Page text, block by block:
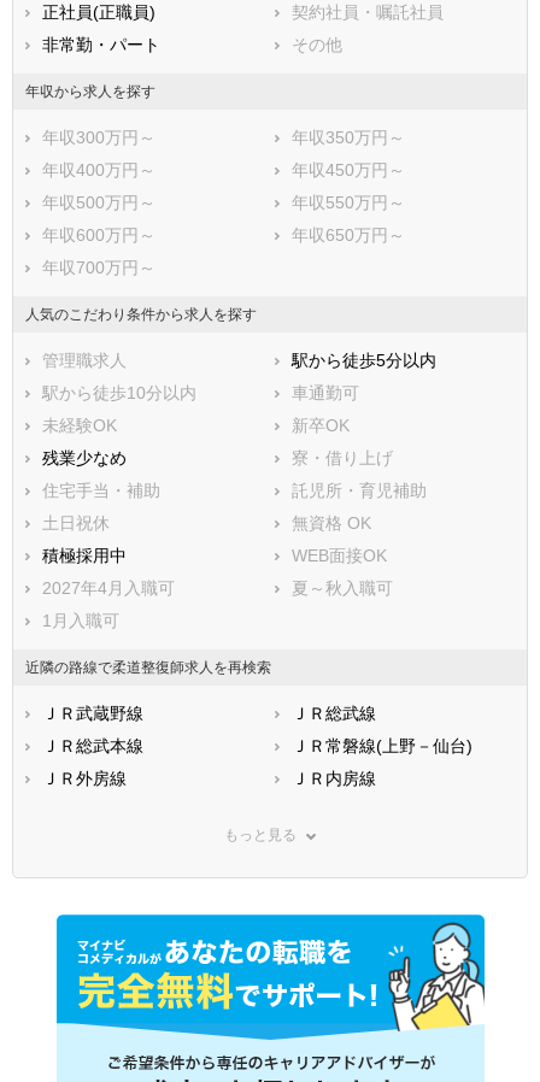
鹿児島県
正社員(正職員)
契約社員・嘱託社員
非常勤・パート
その他
年収から求人を探す
年収300万円～
年収350万円～
年収400万円～
年収450万円～
年収500万円～
年収550万円～
年収600万円～
年収650万円～
年収700万円～
人気のこだわり条件から求人を探す
管理職求人
駅から徒歩5分以内
駅から徒歩10分以内
車通勤可
未経験OK
新卒OK
残業少なめ
寮・借り上げ
住宅手当・補助
託児所・育児補助
土日祝休
無資格 OK
積極採用中
WEB面接OK
2027年4月入職可
夏～秋入職可
1月入職可
近隣の路線で柔道整復師求人を再検索
ＪＲ武蔵野線
ＪＲ総武線
ＪＲ総武本線
ＪＲ常磐線(上野－仙台)
ＪＲ外房線
ＪＲ内房線
ＪＲ久留里線
ＪＲ東金線
東武野田線
京成千原線
東京メトロ東西線
都営新宿線
東葉高速鉄道
北総鉄道北総線
いすみ鉄道
山万ユーカリが丘線
芝山鉄道
小湊鐵道
千葉都市モノレール１号線
もっと見る